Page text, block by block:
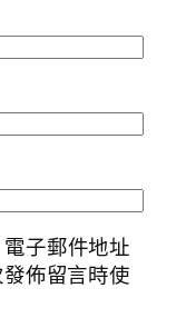
子郵件地址
佈留言時使